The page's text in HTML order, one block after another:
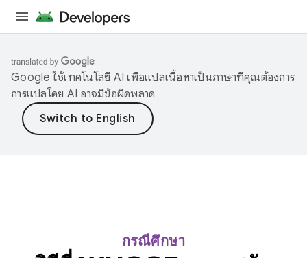
Google ใช้เทคโนโลยี AI เพื่อแปลเนื้อหาเป็นภาษาที่คุณต้องการ
การแปลโดย AI อาจมีข้อผิดพลาด
กรณีศึกษา